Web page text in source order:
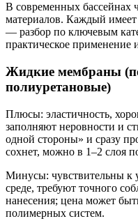
В современных бассейнах
материалов. Каждый
— разбор по ключевым
практическое применение
Жидкие мембраны
полиуретановые)
Плюсы: эластичность,
заполняют неровности и
одной стороны» и сразу
сохнет, можно в 1–2 слоя
Минусы: чувствительны к
среде, требуют точного
нанесения; цена может
полимерных систем.